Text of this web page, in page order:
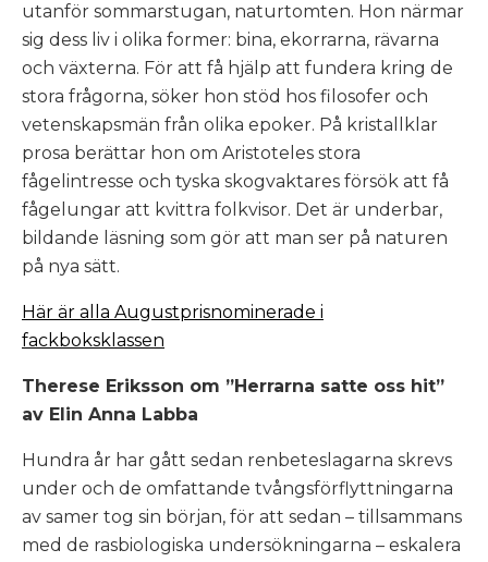
utanför sommarstugan, naturtomten. Hon närmar
sig dess liv i olika former: bina, ekorrarna, rävarna
och växterna. För att få hjälp att fundera kring de
stora frågorna, söker hon stöd hos filosofer och
vetenskapsmän från olika epoker. På kristallklar
prosa berättar hon om Aristoteles stora
fågelintresse och tyska skogvaktares försök att få
fågelungar att kvittra folkvisor. Det är underbar,
bildande läsning som gör att man ser på naturen
på nya sätt.
Här är alla Augustprisnominerade i
fackboksklassen
Therese Eriksson om ”Herrarna satte oss hit”
av Elin Anna Labba
Hundra år har gått sedan renbeteslagarna skrevs
under och de omfattande tvångsförflyttningarna
av samer tog sin början, för att sedan – tillsammans
med de rasbiologiska undersökningarna – eskalera